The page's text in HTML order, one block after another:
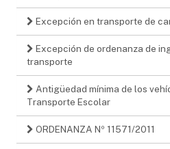
Excepción en transporte de
Excepción de ordenanza de
transporte
Antigüedad mínima de los
Transporte Escolar
ORDENANZA Nº 11571/2011